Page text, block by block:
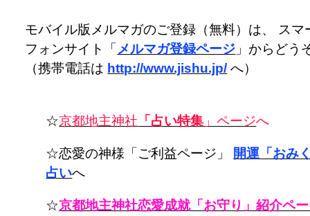
モバイル版メルマガのご登録（無料）は、 スマ
フォンサイト「 メルマガ登録ページ 」からどう
（携帯電話は http://www.jishu.jp/ へ）
☆京都地主神社 「占い特集 」ページへ
☆恋愛の神様「ご利益ページ」
開運「おみ
占いへ
☆京都地主神社恋愛成就「お守り」紹介ペ